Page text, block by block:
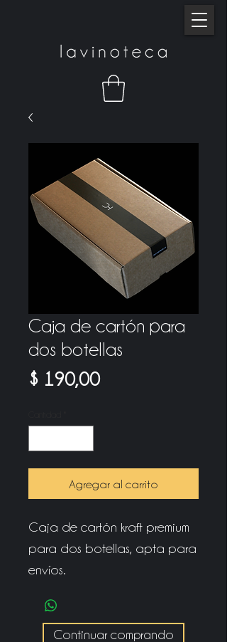
Caja de cartón para
dos botellas
$ 190,00Precio
Agregar al carrito
Caja de cartón kraft premium
para dos botellas, apta para
envíos.
Continuar comprando